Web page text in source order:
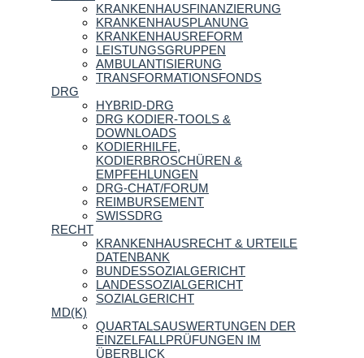
KRANKENHAUSFINANZIERUNG
KRANKENHAUSPLANUNG
KRANKENHAUSREFORM
LEISTUNGSGRUPPEN
AMBULANTISIERUNG
TRANSFORMATIONSFONDS
DRG
HYBRID-DRG
DRG KODIER-TOOLS &
DOWNLOADS
KODIERHILFE,
KODIERBROSCHÜREN &
EMPFEHLUNGEN
DRG-CHAT/FORUM
REIMBURSEMENT
SWISSDRG
RECHT
KRANKENHAUSRECHT & URTEILE
DATENBANK
BUNDESSOZIALGERICHT
LANDESSOZIALGERICHT
SOZIALGERICHT
MD(K)
QUARTALSAUSWERTUNGEN DER
EINZELFALLPRÜFUNGEN IM
ÜBERBLICK